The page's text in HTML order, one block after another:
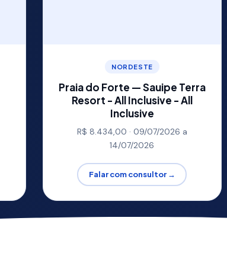
NORDESTE
Praia do Forte — Sauipe Terra
Resort - All Inclusive - All
Inclusive
R$ 8.434,00 · 09/07/2026 a
14/07/2026
Falar com consultor →